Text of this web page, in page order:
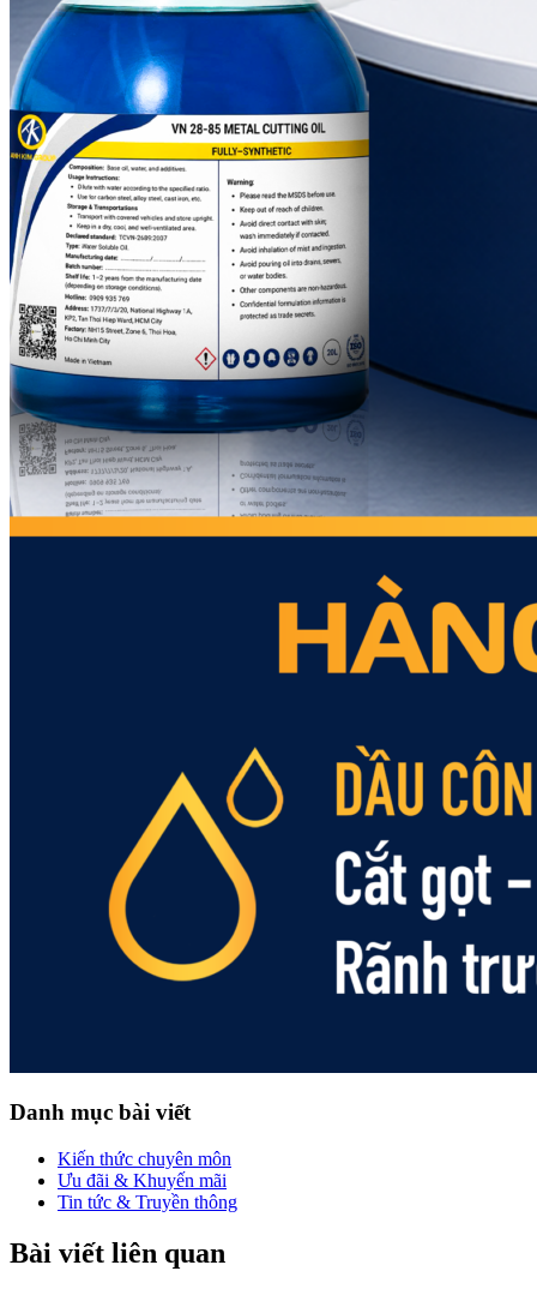
Danh mục bài viết
Kiến thức chuyên môn
Ưu đãi & Khuyến mãi
Tin tức & Truyền thông
Bài viết liên quan